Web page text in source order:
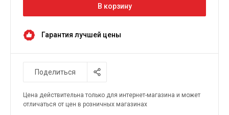
В корзину
Гарантия лучшей цены
Поделиться
Цена действительна только для интернет-магазина и может
отличаться от цен в розничных магазинах